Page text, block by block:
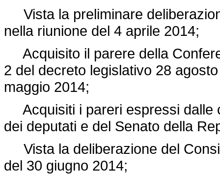
Vista la preliminare
nella riunione del 4 aprile 2014;
Acquisito il parere della
2 del decreto legislativo 28
maggio 2014;
Acquisiti i pareri espressi dalle
dei deputati e del Senato della
Vista la deliberazione del
del 30 giugno 2014;